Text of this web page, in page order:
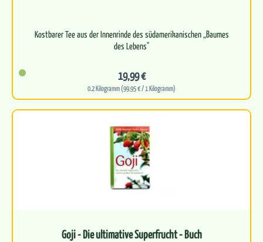
Kostbarer Tee aus der Innenrinde des südamerikanischen „Baumes
des Lebens"
19,99 €
0.2 Kilogramm (99,95 € / 1 Kilogramm)
Goji - Die ultimative Superfrucht - Buch